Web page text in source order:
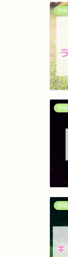
怪物
怪物
怪物